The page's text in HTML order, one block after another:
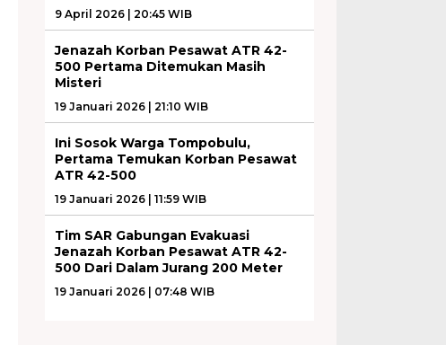
9 April 2026 | 20:45 WIB
Jenazah Korban Pesawat ATR 42-
500 Pertama Ditemukan Masih
Misteri
19 Januari 2026 | 21:10 WIB
Ini Sosok Warga Tompobulu,
Pertama Temukan Korban Pesawat
ATR 42-500
19 Januari 2026 | 11:59 WIB
Tim SAR Gabungan Evakuasi
Jenazah Korban Pesawat ATR 42-
500 Dari Dalam Jurang 200 Meter
19 Januari 2026 | 07:48 WIB